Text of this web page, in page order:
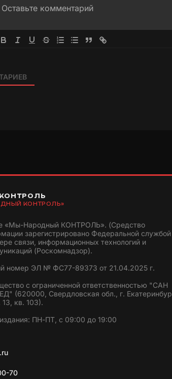
КОНТРОЛЬ»
«Мы-Народный КОНТРОЛЬ». (Средство
зарегистрировано Федеральной службой
связи, информационных технологий и
(Роскомнадзор).
номер ЭЛ № ФС77-89373 от 21.04.2025 г.
с ограниченной ответственностью "САН
(620000, Свердловская обл., г.
кв. 103).
ПН-ПТ, с 09:00 до 19:00
70